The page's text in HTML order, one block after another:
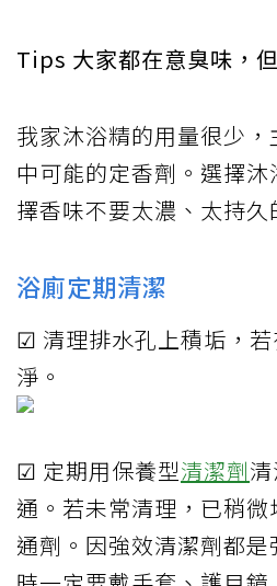
Tips 大家都在意臭味，
我家沐浴精的用量很少
中可能的定香劑。選擇
擇香味不要太濃、太持久
浴廁定期清潔
☑ 清理排水孔上積垢，
淨。
☑ 定期用保養型清潔劑
通。若未常清理，已稍
通劑。因強效清潔劑都